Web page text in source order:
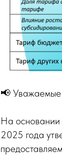
📢 Уважаемые
На основании
2025 года